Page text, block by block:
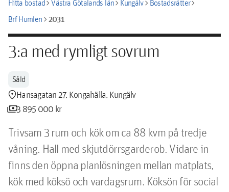
Hitta bostadchevron_rightVästra Götalands länchevron_rightKungälvchevron_rightBostadsrätterchevron_right
Brf Humlenchevron_right2031
3:a med rymligt sovrum
Såld
location_pinHansagatan 27, Kongahälla, Kungälv
payments3 895 000 kr
Trivsam 3 rum och kök om ca 88 kvm på tredje
våning. Hall med skjutdörrsgarderob. Vidare in
finns den öppna planlösningen mellan matplats,
kök med köksö och vardagsrum. Köksön för social